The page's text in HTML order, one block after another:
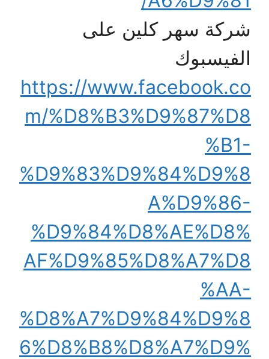
شركة سهر كلين على
الفيسبوك
https://www.facebook.co
m/%D8%B3%D9%87%D8
%B1-
%D9%83%D9%84%D9%8
A%D9%86-
%D9%84%D8%AE%D8%
AF%D9%85%D8%A7%D8
%AA-
%D8%A7%D9%84%D9%8
6%D8%B8%D8%A7%D9%